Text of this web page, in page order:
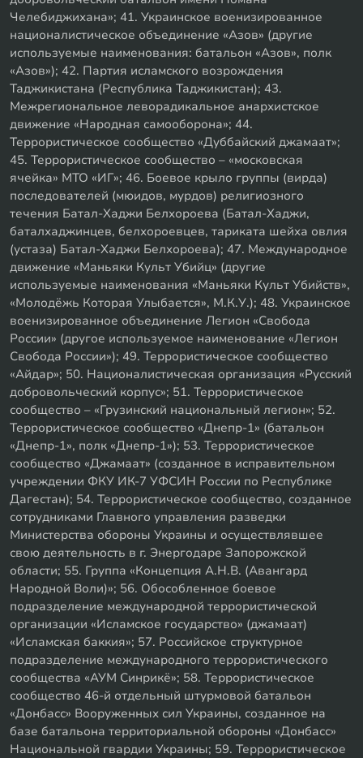
Челебиджихана»; 41. Украинское военизированное
националистическое объединение «Азов» (другие
используемые наименования: батальон «Азов», полк
«Азов»); 42. Партия исламского возрождения
Таджикистана (Республика Таджикистан); 43.
Межрегиональное леворадикальное анархистское
движение «Народная самооборона»; 44.
Террористическое сообщество «Дуббайский джамаат»;
45. Террористическое сообщество – «московская
ячейка» МТО «ИГ»; 46. Боевое крыло группы (вирда)
последователей (мюидов, мурдов) религиозного
течения Батал-Хаджи Белхороева (Батал-Хаджи,
баталхаджинцев, белхороевцев, тариката шейха овлия
(устаза) Батал-Хаджи Белхороева); 47. Международное
движение «Маньяки Культ Убийц» (другие
используемые наименования «Маньяки Культ Убийств»,
«Молодёжь Которая Улыбается», М.К.У.); 48. Украинское
военизированное объединение Легион «Свобода
России» (другое используемое наименование «Легион
Свобода России»); 49. Террористическое сообщество
«Айдар»; 50. Националистическая организация «Русский
добровольческий корпус»; 51. Террористическое
сообщество – «Грузинский национальный легион»; 52.
Террористическое сообщество «Днепр-1» (батальон
«Днепр-1», полк «Днепр-1»); 53. Террористическое
сообщество «Джамаат» (созданное в исправительном
учреждении ФКУ ИК-7 УФСИН России по Республике
Дагестан); 54. Террористическое сообщество, созданное
сотрудниками Главного управления разведки
Министерства обороны Украины и осуществлявшее
свою деятельность в г. Энергодаре Запорожской
области; 55. Группа «Концепция А.Н.В. (Авангард
Народной Воли)»; 56. Обособленное боевое
подразделение международной террористической
организации «Исламское государство» (джамаат)
«Исламская баккия»; 57. Российское структурное
подразделение международного террористического
сообщества «АУМ Синрикё»; 58. Террористическое
сообщество 46-й отдельный штурмовой батальон
«Донбасс» Вооруженных сил Украины, созданное на
базе батальона территориальной обороны «Донбасс»
Национальной гвардии Украины; 59. Террористическое